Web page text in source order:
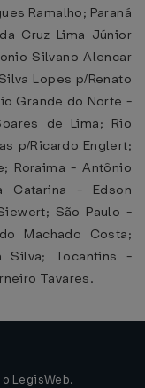
Ramalho; Paraná
Cruz Lima Júnior
Silvano Alencar
Lopes p/Renato
Grande do Norte -
de Lima; Rio
p/Ricardo Englert;
Roraima - Antônio
Catarina - Edson
São Paulo -
Machado Costa;
Silva; Tocantins -
Tavares.
LegisWeb.